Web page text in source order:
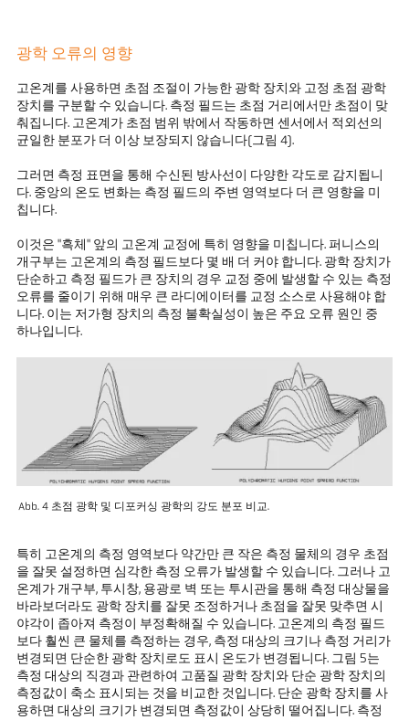
광학 오류의 영향
고온계를 사용하면 초점 조절이 가능한 광학 장치와 고정 초점 광학
장치를 구분할 수 있습니다. 측정 필드는 초점 거리에서만 초점이 맞
춰집니다. 고온계가 초점 범위 밖에서 작동하면 센서에서 적외선의
균일한 분포가 더 이상 보장되지 않습니다(그림 4).
그러면 측정 표면을 통해 수신된 방사선이 다양한 각도로 감지됩니
다. 중앙의 온도 변화는 측정 필드의 주변 영역보다 더 큰 영향을 미
칩니다.
이것은 "흑체" 앞의 고온계 교정에 특히 영향을 미칩니다. 퍼니스의
개구부는 고온계의 측정 필드보다 몇 배 더 커야 합니다. 광학 장치가
단순하고 측정 필드가 큰 장치의 경우 교정 중에 발생할 수 있는 측정
오류를 줄이기 위해 매우 큰 라디에이터를 교정 소스로 사용해야 합
니다. 이는 저가형 장치의 측정 불확실성이 높은 주요 오류 원인 중
하나입니다.
Abb. 4 초점 광학 및 디포커싱 광학의 강도 분포 비교.
특히 고온계의 측정 영역보다 약간만 큰 작은 측정 물체의 경우 초점
을 잘못 설정하면 심각한 측정 오류가 발생할 수 있습니다. 그러나 고
온계가 개구부, 투시창, 용광로 벽 또는 투시관을 통해 측정 대상물을
바라보더라도 광학 장치를 잘못 조정하거나 초점을 잘못 맞추면 시
야각이 좁아져 측정이 부정확해질 수 있습니다. 고온계의 측정 필드
보다 훨씬 큰 물체를 측정하는 경우, 측정 대상의 크기나 측정 거리가
변경되면 단순한 광학 장치로도 표시 온도가 변경됩니다. 그림 5는
측정 대상의 직경과 관련하여 고품질 광학 장치와 단순 광학 장치의
측정값이 축소 표시되는 것을 비교한 것입니다. 단순 광학 장치를 사
용하면 대상의 크기가 변경되면 측정값이 상당히 떨어집니다. 측정